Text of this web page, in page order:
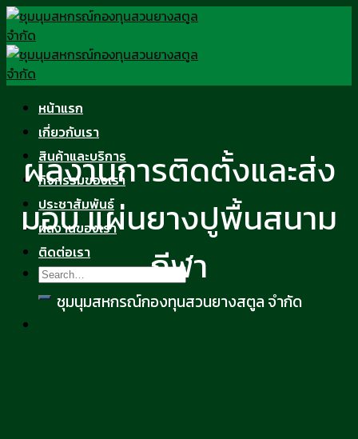
Skip
to
content
หน้าแรก
เกี่ยวกับเรา
สินค้าและบริการ
กิจกรรมของเรา
ประชาสัมพันธ์
ผลงานของเรา
ติดต่อเรา
ผลงานการติดตั้งและส่ง
มอบ แผ่นยางปูพื้นสนาม
กีฬา
ชุมนุมสหกรณ์กองทุนสวนยางสตูล จำกัด